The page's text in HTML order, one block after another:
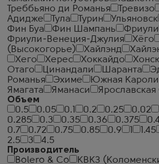
Треббьяно ди Романья
Тревизо
Адидже
Тула Турин Ульяновск
Фин Буа
Фин Шампань Фриули
Фриули-Венеция-Джулия
Хёго
(Высокогорье)
Хайлэнд
Хего
Херес Хоккайдо
Отаго
Цинандали Шаранта
Романья
Эхиме Южная
Ямагата
Яманаси
Объем
0.5
0.05 0.1 0.2 0.25 0.02
0.285
0.3 0.35 0.36 0.375 0.4
0.7
0.72 0.75 0.85 0.9 1.45
2.5
3
4.5
Производитель
Bolero & Co
КВКЗ